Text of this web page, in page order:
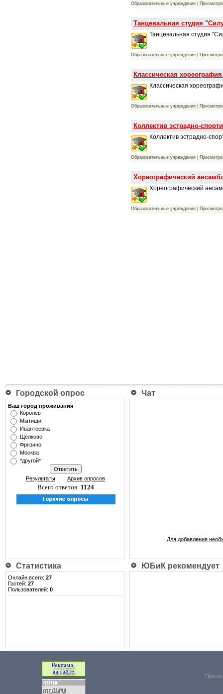
Образовательные учреждения |
Танцевальная студия
Танцевальная студия
Образовательные учреждения |
Классическая
Классическая
Образовательные учреждения |
Коллектив эстрадно-
Коллектив эстрадно-
Образовательные учреждения |
Хореографический
Хореографический
Образовательные учреждения |
Городской опрос Чат
Ваш город проживания
Королёв
Мытищи
Ивантеевка
Щёлково
Фрязино
Москва
*другой*
Результаты Архив опросов
Всего ответов: 1124
Для добавления
Статистика ЮБиК рекомендует
Онлайн всего: 27
Гостей: 27
Пользователей: 0
При